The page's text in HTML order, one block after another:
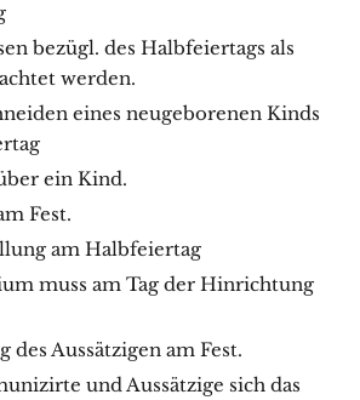
bezügl. des Halbfeiertags als
werden.
eines neugeborenen Kinds
ein Kind.
Fest.
am Halbfeiertag
muss am Tag der Hinrichtung
des Aussätzigen am Fest.
und Aussätzige sich das